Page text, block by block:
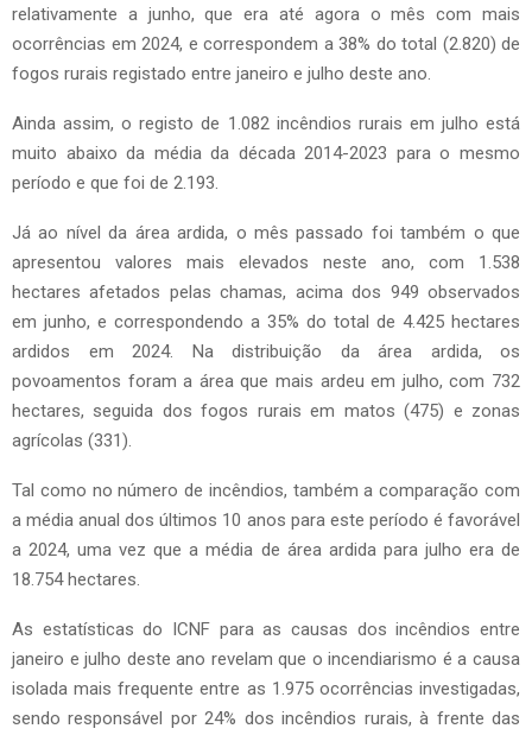
relativamente a junho, que era até agora o mês com mais
ocorrências em 2024, e correspondem a 38% do total (2.820) de
fogos rurais registado entre janeiro e julho deste ano.
Ainda assim, o registo de 1.082 incêndios rurais em julho está
muito abaixo da média da década 2014-2023 para o mesmo
período e que foi de 2.193.
Já ao nível da área ardida, o mês passado foi também o que
apresentou valores mais elevados neste ano, com 1.538
hectares afetados pelas chamas, acima dos 949 observados
em junho, e correspondendo a 35% do total de 4.425 hectares
ardidos em 2024. Na distribuição da área ardida, os
povoamentos foram a área que mais ardeu em julho, com 732
hectares, seguida dos fogos rurais em matos (475) e zonas
agrícolas (331).
Tal como no número de incêndios, também a comparação com
a média anual dos últimos 10 anos para este período é favorável
a 2024, uma vez que a média de área ardida para julho era de
18.754 hectares.
As estatísticas do ICNF para as causas dos incêndios entre
janeiro e julho deste ano revelam que o incendiarismo é a causa
isolada mais frequente entre as 1.975 ocorrências investigadas,
sendo responsável por 24% dos incêndios rurais, à frente das